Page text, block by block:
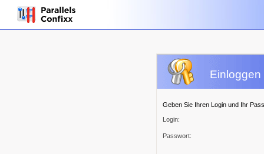
Geben Sie Ihren Login und Ihr
Login:
Passwort: